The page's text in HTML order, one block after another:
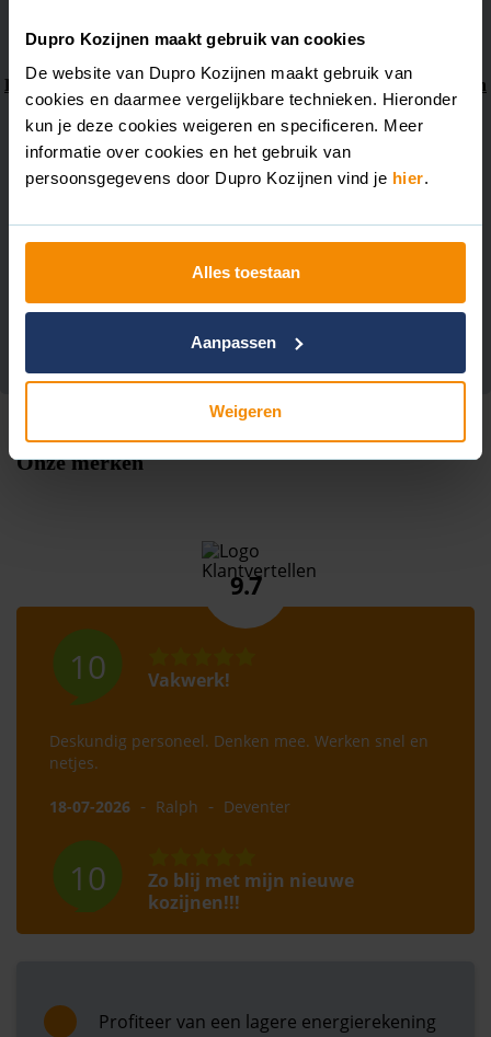
Dupro Kozijnen maakt gebruik van cookies
De website van Dupro Kozijnen maakt gebruik van
cookies en daarmee vergelijkbare technieken. Hieronder
kun je deze cookies weigeren en specificeren. Meer
informatie over cookies en het gebruik van
persoonsgegevens door Dupro Kozijnen vind je hier.
Alles toestaan
Aanpassen
Weigeren
Kunststof kozijnen in ZevenaarKunststof kozijnen in Nieuwegein
Kunststof kozijnen in DuivenKunststof kozijnen in Apeldoorn
Kunststof kozijnen in Zevenaar
Kunststof kozijnen voor bedrijfspand in Arnhem
Onze merken
9.7
10 Vakwerk!
Deskundig personeel. Denken mee. Werken snel en
netjes.
18-07-2026 - Ralph - Deventer
10
Zo blij met mijn nieuwe
kozijnen!!!
Jan en Norbert super bedankt. Klaar voor een lange
Profiteer van een lagere energierekening